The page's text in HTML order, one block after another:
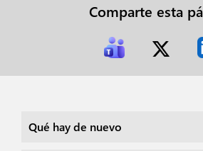
Comparte esta
Qué hay de nuevo